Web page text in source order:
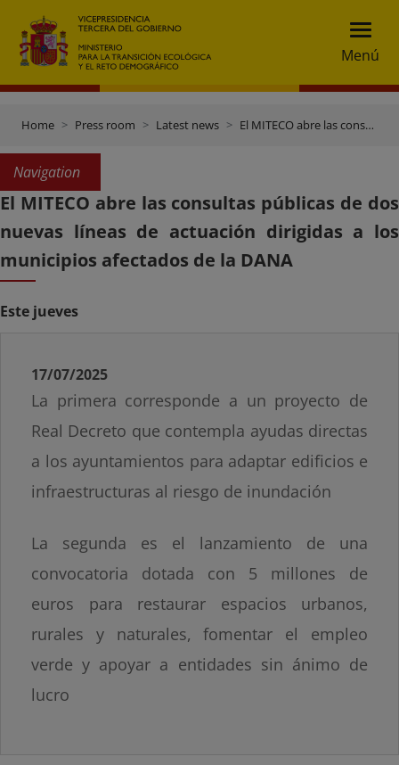
Menú
Home Press room Latest news El MITECO abre las consultas públicas de dos nuevas líneas de actuación dirigidas a los municipios afectados de la DANA
Navigation
El MITECO abre las consultas públicas de dos
nuevas líneas de actuación dirigidas a los
municipios afectados de la DANA
Este jueves
17/07/2025
La primera corresponde a un proyecto de
Real Decreto que contempla ayudas directas
a los ayuntamientos para adaptar edificios e
infraestructuras al riesgo de inundación
La segunda es el lanzamiento de una
convocatoria dotada con 5 millones de
euros para restaurar espacios urbanos,
rurales y naturales, fomentar el empleo
verde y apoyar a entidades sin ánimo de
lucro